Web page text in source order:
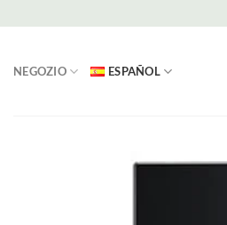
al
NEGOZIO ESPAÑOL